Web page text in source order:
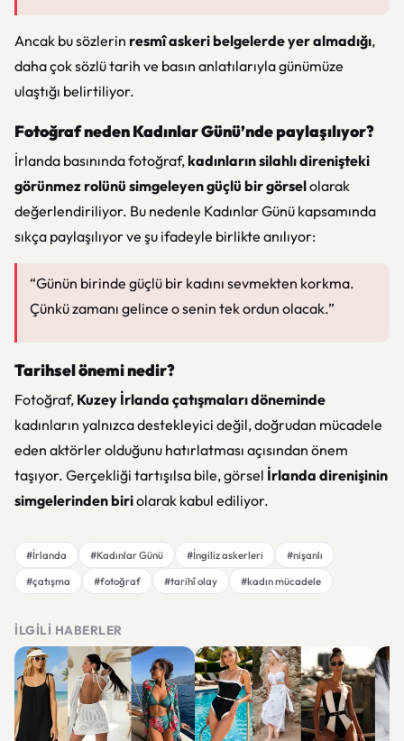
Ancak bu sözlerin resmî askeri belgelerde yer almadığı,
daha çok sözlü tarih ve basın anlatılarıyla günümüze
ulaştığı belirtiliyor.
Fotoğraf neden Kadınlar Günü’nde paylaşılıyor?
İrlanda basınında fotoğraf,kadınların silahlı direnişteki
görünmez rolünü simgeleyen güçlü bir görselolarak
değerlendiriliyor. Bu nedenle Kadınlar Günü kapsamında
sıkça paylaşılıyor ve şu ifadeyle birlikte anılıyor:
“Günün birinde güçlü bir kadını sevmekten korkma.
Çünkü zamanı gelince o senin tek ordun olacak.”
Tarihsel önemi nedir?
Fotoğraf, Kuzey İrlanda çatışmaları döneminde
kadınların yalnızca destekleyici değil, doğrudan mücadele
eden aktörler olduğunu hatırlatması açısından önem
taşıyor. Gerçekliği tartışılsa bile, görsel İrlanda direnişinin
simgelerinden biriolarak kabul ediliyor.
#İrlanda #Kadınlar Günü #İngiliz askerleri
#nişanlı
#çatışma
#fotoğraf #tarihî olay #kadın mücadele
İLGILI HABERLER